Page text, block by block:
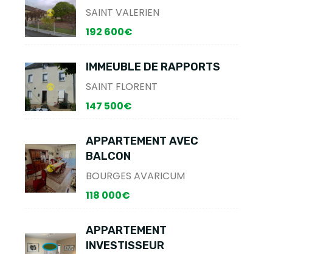
SAINT VALERIEN
192 600€
IMMEUBLE DE RAPPORTS
SAINT FLORENT
147 500€
APPARTEMENT AVEC
BALCON
BOURGES AVARICUM
118 000€
APPARTEMENT
INVESTISSEUR